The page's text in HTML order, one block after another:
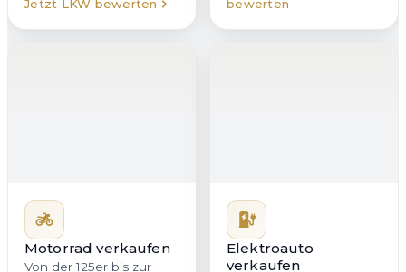
in Heilsbronn an. Statt
Inseraten,
Preisverhandlungen und
erfordert Erfahrung mit
Batteriezustand,
Reichweite und